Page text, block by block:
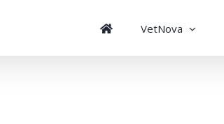
VetNova